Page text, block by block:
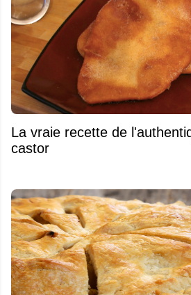
La vraie recette de
castor